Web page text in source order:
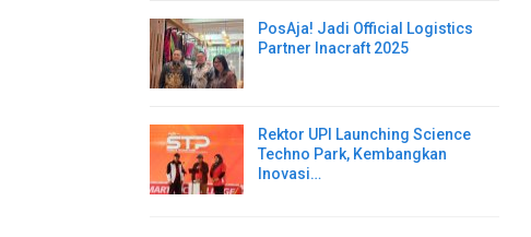
PosAja! Jadi Official Logistics
Partner Inacraft 2025
Rektor UPI Launching Science
Techno Park, Kembangkan
Inovasi…